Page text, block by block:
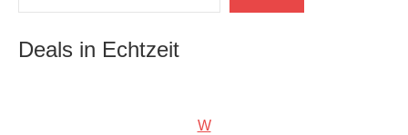
Deals in Echtzeit
W